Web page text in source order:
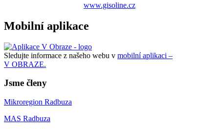
www.gisoline.cz
Mobilní aplikace
Sledujte informace z našeho webu v mobilní aplikaci –
V OBRAZE.
Jsme členy
Mikroregion Radbuza
MAS Radbuza